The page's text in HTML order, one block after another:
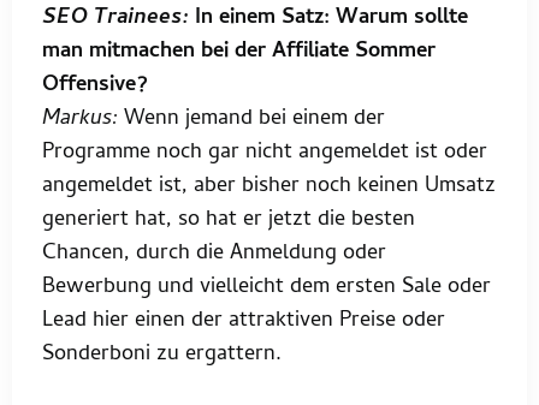
SEO Trainees: In einem Satz: Warum sollte
man mitmachen bei der Affiliate Sommer
Offensive?
Markus: Wenn jemand bei einem der
Programme noch gar nicht angemeldet ist oder
angemeldet ist, aber bisher noch keinen Umsatz
generiert hat, so hat er jetzt die besten
Chancen, durch die Anmeldung oder
Bewerbung und vielleicht dem ersten Sale oder
Lead hier einen der attraktiven Preise oder
Sonderboni zu ergattern.